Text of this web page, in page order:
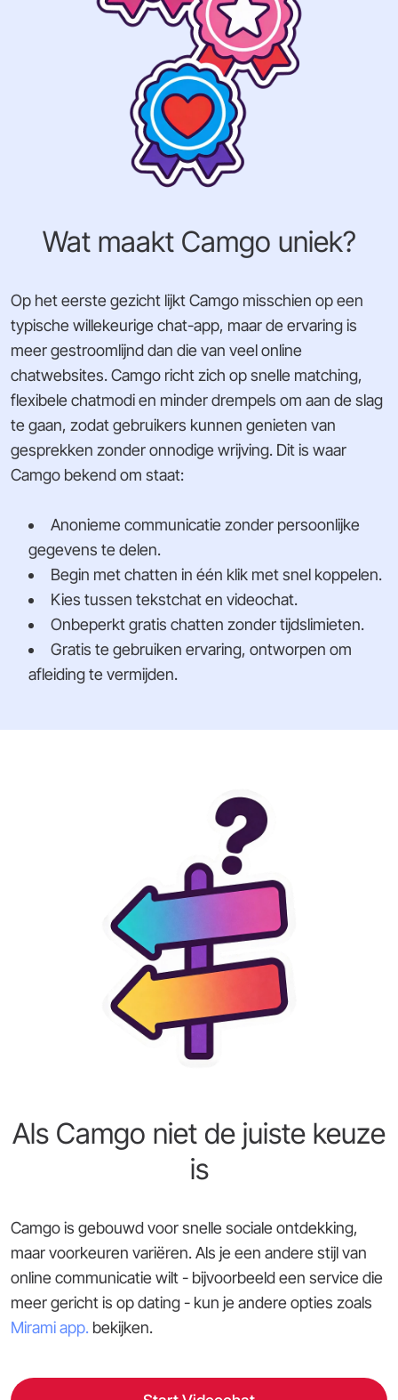
Wat maakt Camgo uniek?
Op het eerste gezicht lijkt Camgo misschien op een
typische willekeurige chat-app, maar de ervaring is
meer gestroomlijnd dan die van veel online
chatwebsites. Camgo richt zich op snelle matching,
flexibele chatmodi en minder drempels om aan de slag
te gaan, zodat gebruikers kunnen genieten van
gesprekken zonder onnodige wrijving. Dit is waar
Camgo bekend om staat:
Anonieme communicatie zonder persoonlijke
gegevens te delen.
Begin met chatten in één klik met snel koppelen.
Kies tussen tekstchat en videochat.
Onbeperkt gratis chatten zonder tijdslimieten.
Gratis te gebruiken ervaring, ontworpen om
afleiding te vermijden.
Als Camgo niet de juiste keuze
is
Camgo is gebouwd voor snelle sociale ontdekking,
maar voorkeuren variëren. Als je een andere stijl van
online communicatie wilt - bijvoorbeeld een service die
meer gericht is op dating - kun je andere opties zoals
Mirami app. bekijken.